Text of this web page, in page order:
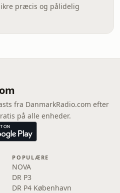
præcis og pålidelig
fra DanmarkRadio.com efter
på alle enheder.
POPULÆRE
NOVA
DR P3
DR P4 København